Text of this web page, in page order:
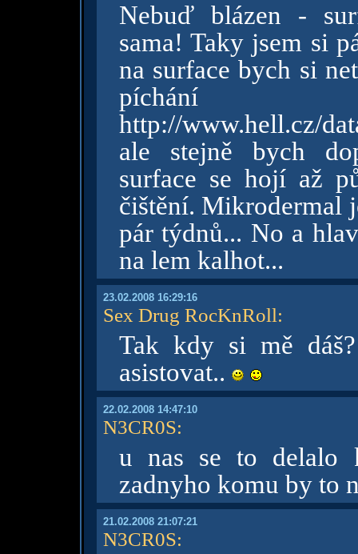
Nebuď blázen -
sama! Taky jsem si
na surface bych si
píchání
http://www.hell.cz/
ale stejně bych
surface se hojí až
čištění. Mikrodermal
pár týdnů... No a
na lem kalhot...
23.02.2008 16:29:16
Sex Drug RocKnRoll:
Tak kdy si mě
asistovat..
22.02.2008 14:47:10
N3CR0S:
u nas se to delalo
zadnyho komu by to
21.02.2008 21:07:21
N3CR0S: